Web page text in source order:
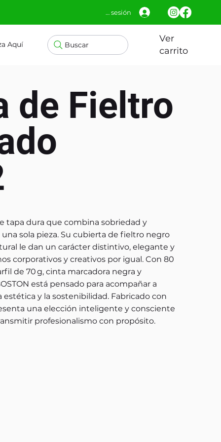
Aquí Buscar
Ver
carrito
Iniciar sesión
de Fieltro
tapa dura que combina sobriedad y
sola pieza. Su cubierta de fieltro negro
le dan un carácter distintivo, elegante y
corporativos y creativos por igual. Con 80
de 70 g, cinta marcadora negra y
está pensado para acompañar a
estética y la sostenibilidad. Fabricado con
una elección inteligente y consciente
profesionalismo con propósito.